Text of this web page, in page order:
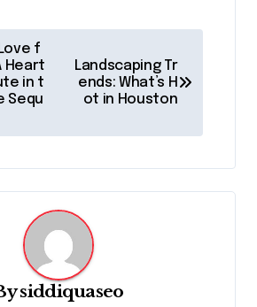
f
Heart
in t
Sequ
Landscaping Tr
ends: What’s H
ot in Houston
siddiquaseo